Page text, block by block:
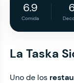
6.9
Comida
La Taska
Uno de los